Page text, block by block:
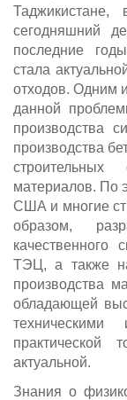
сегодняшний
последние
стала
отходов. Одним
данной
производства
производства
материалов. По
США и
образом,
качественного
ТЭЦ, а также на
производства
обладающей
практической
актуальной.
Знания о